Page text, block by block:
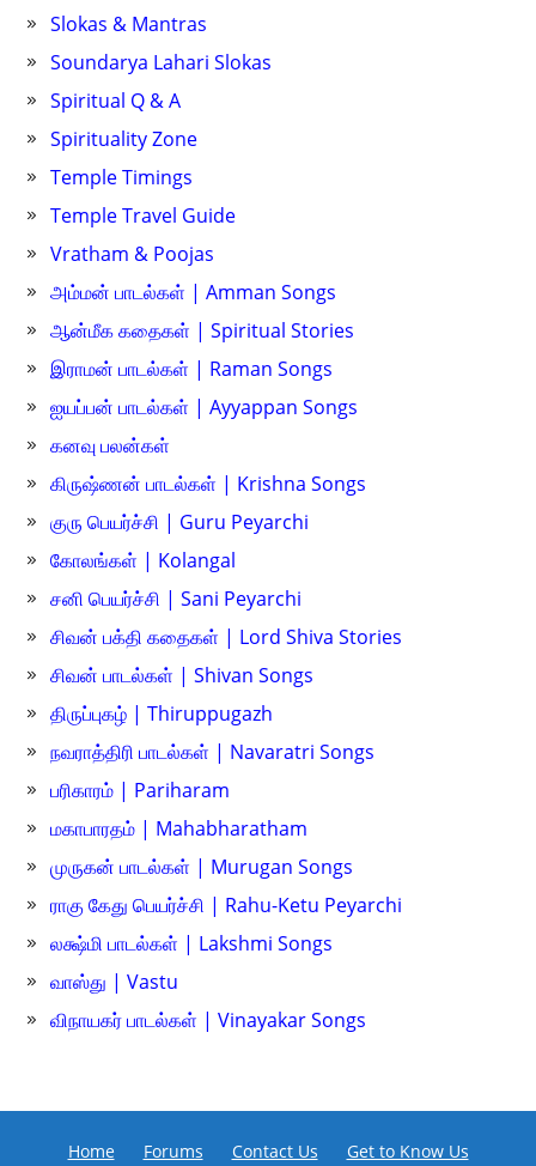
Slokas & Mantras
Soundarya Lahari Slokas
Spiritual Q & A
Spirituality Zone
Temple Timings
Temple Travel Guide
Vratham & Poojas
அம்மன் பாடல்கள் | Amman Songs
ஆன்மீக கதைகள் | Spiritual Stories
இராமன் பாடல்கள் | Raman Songs
ஐயப்பன் பாடல்கள் | Ayyappan Songs
கனவு பலன்கள்
கிருஷ்ணன் பாடல்கள் | Krishna Songs
குரு பெயர்ச்சி | Guru Peyarchi
கோலங்கள் | Kolangal
சனி பெயர்ச்சி | Sani Peyarchi
சிவன் பக்தி கதைகள் | Lord Shiva Stories
சிவன் பாடல்கள் | Shivan Songs
திருப்புகழ் | Thiruppugazh
நவராத்திரி பாடல்கள் | Navaratri Songs
பரிகாரம் | Pariharam
மகாபாரதம் | Mahabharatham
முருகன் பாடல்கள் | Murugan Songs
ராகு கேது பெயர்ச்சி | Rahu-Ketu Peyarchi
லக்ஷ்மி பாடல்கள் | Lakshmi Songs
வாஸ்து | Vastu
விநாயகர் பாடல்கள் | Vinayakar Songs
Home Forums Contact Us Get to Know Us